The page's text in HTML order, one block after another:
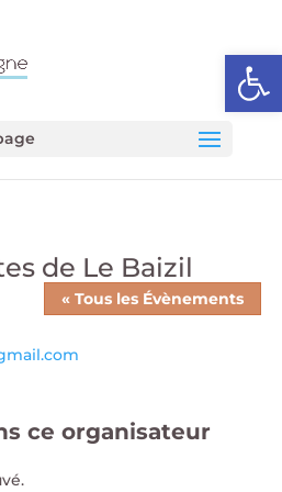
Ouvrir
de Le Baizil
« Tous les Évènements
ce organisateur